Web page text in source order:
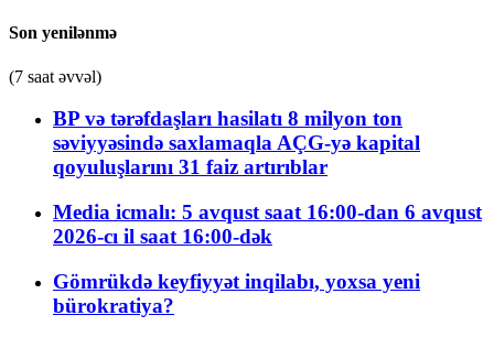
Son yenilənmə
(7 saat əvvəl)
BP və tərəfdaşları hasilatı 8 milyon ton
səviyyəsində saxlamaqla AÇG-yə kapital
qoyuluşlarını 31 faiz artırıblar
Media icmalı: 5 avqust saat 16:00-dan 6 avqust
2026-cı il saat 16:00-dək
Gömrükdə keyfiyyət inqilabı, yoxsa yeni
bürokratiya?